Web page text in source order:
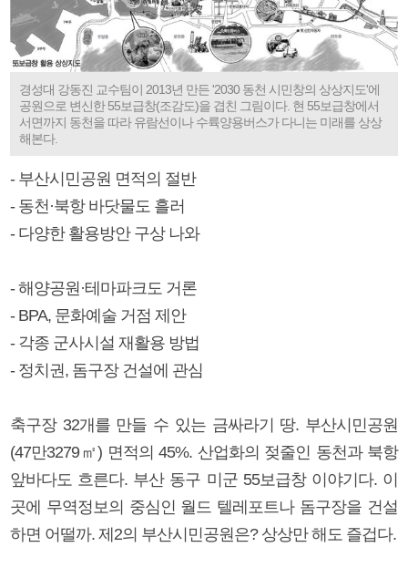
경성대 강동진 교수팀이 2013년 만든 '2030 동천 시민창의 상상지도'에
공원으로 변신한 55보급창(조감도)을 겹친 그림이다. 현 55보급창에서
서면까지 동천을 따라 유람선이나 수륙양용버스가 다니는 미래를 상상
해본다.
- 부산시민공원 면적의 절반
- 동천·북항 바닷물도 흘러
- 다양한 활용방안 구상 나와
- 해양공원·테마파크도 거론
- BPA, 문화예술 거점 제안
- 각종 군사시설 재활용 방법
- 정치권, 돔구장 건설에 관심
축구장 32개를 만들 수 있는 금싸라기 땅. 부산시민공원
(47만3279㎡) 면적의 45%. 산업화의 젖줄인 동천과 북항
앞바다도 흐른다. 부산 동구 미군 55보급창 이야기다. 이
곳에 무역정보의 중심인 월드 텔레포트나 돔구장을 건설
하면 어떨까. 제2의 부산시민공원은? 상상만 해도 즐겁다.